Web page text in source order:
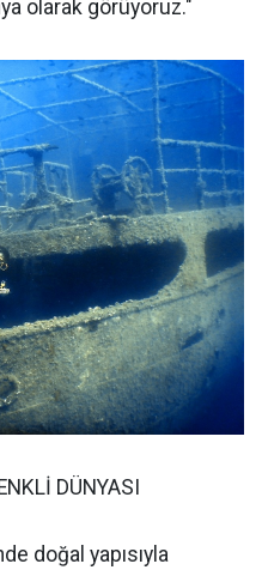
olarak görüyoruz."
DÜNYASI
doğal yapısıyla